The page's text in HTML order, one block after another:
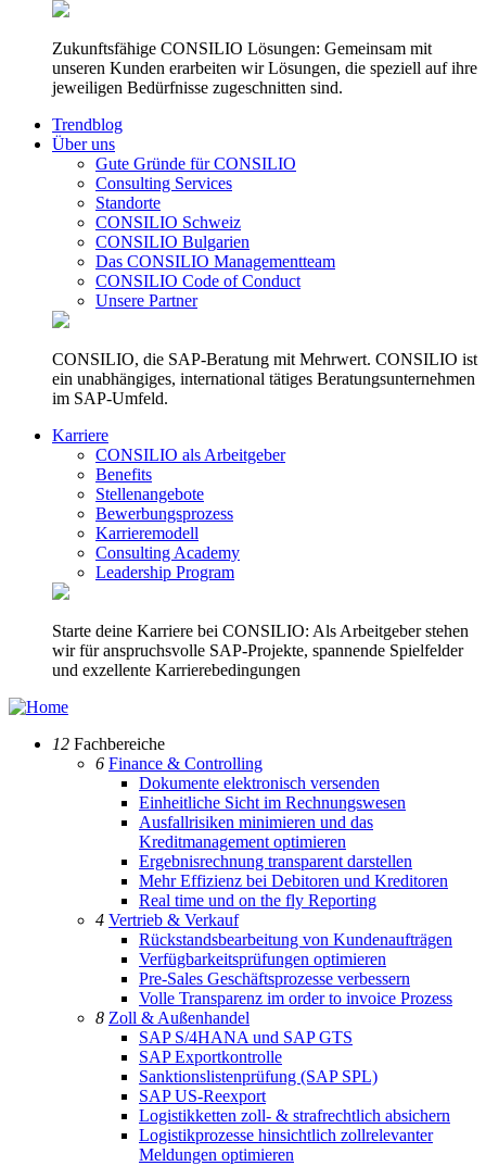
Zukunftsfähige CONSILIO Lösungen: Gemeinsam mit
unseren Kunden erarbeiten wir Lösungen, die speziell auf ihre
jeweiligen Bedürfnisse zugeschnitten sind.
Trendblog
Über uns
Gute Gründe für CONSILIO
Consulting Services
Standorte
CONSILIO Schweiz
CONSILIO Bulgarien
Das CONSILIO Managementteam
CONSILIO Code of Conduct
Unsere Partner
CONSILIO, die SAP-Beratung mit Mehrwert. CONSILIO ist
ein unabhängiges, international tätiges Beratungsunternehmen
im SAP-Umfeld.
Karriere
CONSILIO als Arbeitgeber
Benefits
Stellenangebote
Bewerbungsprozess
Karrieremodell
Consulting Academy
Leadership Program
Starte deine Karriere bei CONSILIO: Als Arbeitgeber stehen
wir für anspruchsvolle SAP-Projekte, spannende Spielfelder
und exzellente Karrierebedingungen
12 Fachbereiche
6 Finance & Controlling
Dokumente elektronisch versenden
Einheitliche Sicht im Rechnungswesen
Ausfallrisiken minimieren und das
Kreditmanagement optimieren
Ergebnisrechnung transparent darstellen
Mehr Effizienz bei Debitoren und Kreditoren
Real time und on the fly Reporting
4 Vertrieb & Verkauf
Rückstandsbearbeitung von Kundenaufträgen
Verfügbarkeitsprüfungen optimieren
Pre-Sales Geschäftsprozesse verbessern
Volle Transparenz im order to invoice Prozess
8 Zoll & Außenhandel
SAP S/4HANA und SAP GTS
SAP Exportkontrolle
Sanktionslistenprüfung (SAP SPL)
SAP US-Reexport
Logistikketten zoll- & strafrechtlich absichern
Logistikprozesse hinsichtlich zollrelevanter
Meldungen optimieren